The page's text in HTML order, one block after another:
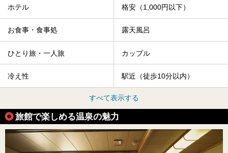
ホテル 格安（1,000円以下）
お食事・食事処 露天風呂
ひとり旅・一人旅 カップル
冷え性 駅近（徒歩10分以内）
すべて表示する
旅館で楽しめる温泉の魅力